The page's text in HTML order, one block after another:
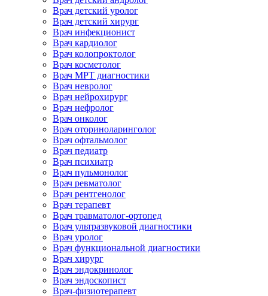
Врач детский уролог
Врач детский хирург
Врач инфекционист
Врач кардиолог
Врач колопроктолог
Врач косметолог
Врач МРТ диагностики
Врач невролог
Врач нейрохирург
Врач нефролог
Врач онколог
Врач оториноларинголог
Врач офтальмолог
Врач педиатр
Врач психиатр
Врач пульмонолог
Врач ревматолог
Врач рентгенолог
Врач терапевт
Врач травматолог-ортопед
Врач ультразвуковой диагностики
Врач уролог
Врач функциональной диагностики
Врач хирург
Врач эндокринолог
Врач эндоскопист
Врач-физиотерапевт